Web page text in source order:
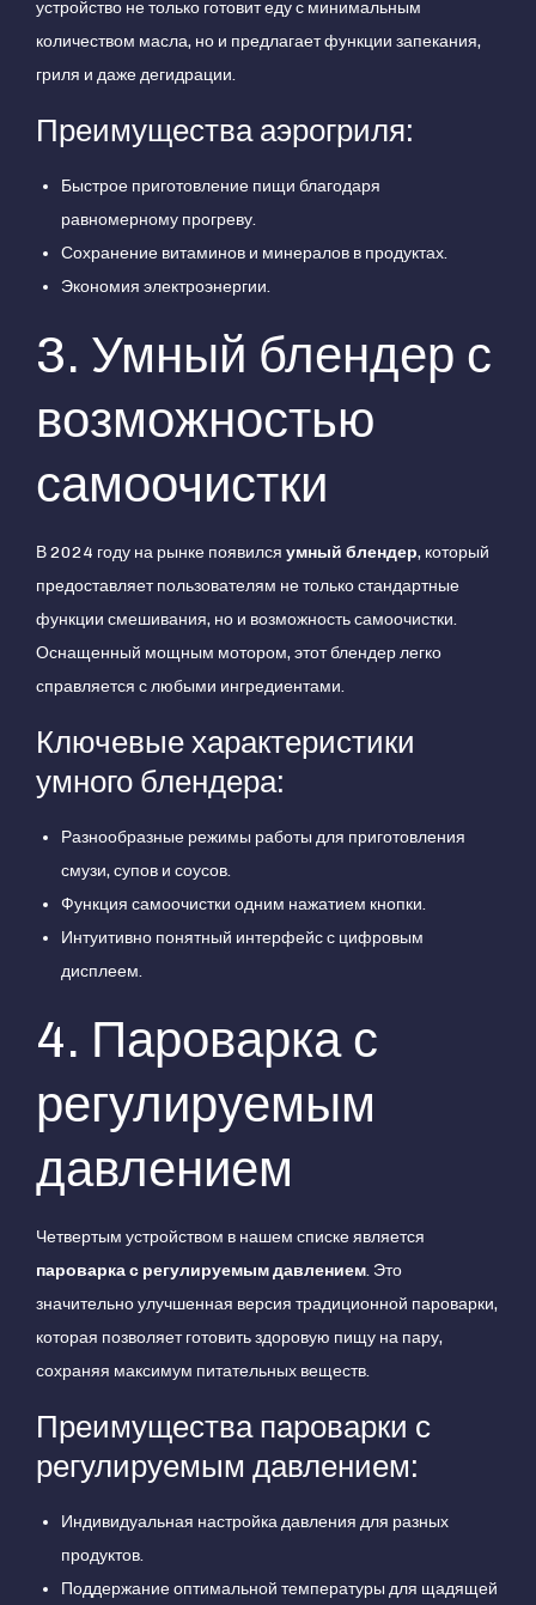
устройство не только готовит еду с минимальным
количеством масла, но и предлагает функции запекания,
гриля и даже дегидрации.
Преимущества аэрогриля:
Быстрое приготовление пищи благодаря
равномерному прогреву.
Сохранение витаминов и минералов в продуктах.
Экономия электроэнергии.
3. Умный блендер с
возможностью
самоочистки
В 2024 году на рынке появился умный блендер, который
предоставляет пользователям не только стандартные
функции смешивания, но и возможность самоочистки.
Оснащенный мощным мотором, этот блендер легко
справляется с любыми ингредиентами.
Ключевые характеристики
умного блендера:
Разнообразные режимы работы для приготовления
смузи, супов и соусов.
Функция самоочистки одним нажатием кнопки.
Интуитивно понятный интерфейс с цифровым
дисплеем.
4. Пароварка с
регулируемым
давлением
Четвертым устройством в нашем списке является
пароварка с регулируемым давлением. Это
значительно улучшенная версия традиционной пароварки,
которая позволяет готовить здоровую пищу на пару,
сохраняя максимум питательных веществ.
Преимущества пароварки с
регулируемым давлением:
Индивидуальная настройка давления для разных
продуктов.
Поддержание оптимальной температуры для щадящей